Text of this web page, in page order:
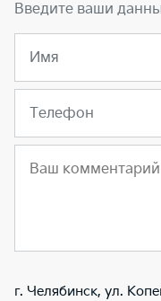
Введите ваши
Имя
Телефон
г. Челябинск, ул.